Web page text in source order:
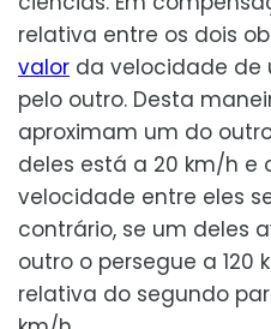
relativa entre os dois
valor da velocidade de
pelo outro. Desta
aproximam um do
deles está a 20 km/h e
velocidade entre eles
contrário, se um deles
outro o persegue a 120
relativa do segundo